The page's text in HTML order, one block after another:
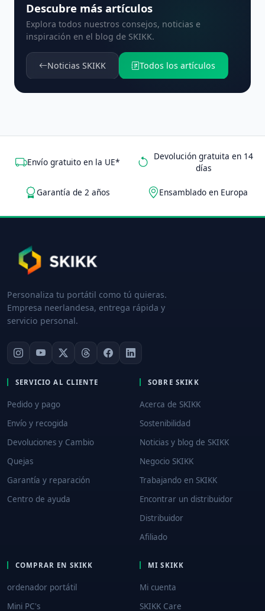
Descubre más artículos
Explora todos nuestros consejos, noticias e
inspiración en el blog de SKIKK.
Noticias SKIKK Todos los artículos
Envío gratuito en la UE*
Devolución gratuita en 14
días
Garantía de 2 años Ensamblado en Europa
Personaliza tu portátil como tú quieras.
Empresa neerlandesa, entrega rápida y
servicio personal.
SERVICIO AL CLIENTE
Pedido y pago
Envío y recogida
Devoluciones y Cambio
Quejas
Garantía y reparación
Centro de ayuda
SOBRE SKIKK
Acerca de SKIKK
Sostenibilidad
Noticias y blog de SKIKK
Negocio SKIKK
Trabajando en SKIKK
Encontrar un distribuidor
Distribuidor
Afiliado
COMPRAR EN SKIKK
ordenador portátil
Mini PC's
MI SKIKK
Mi cuenta
SKIKK Care